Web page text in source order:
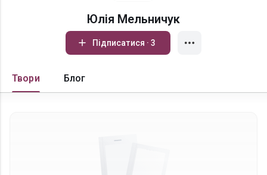
Юлія Мельничук
Підписатися · 3
Твори Блог